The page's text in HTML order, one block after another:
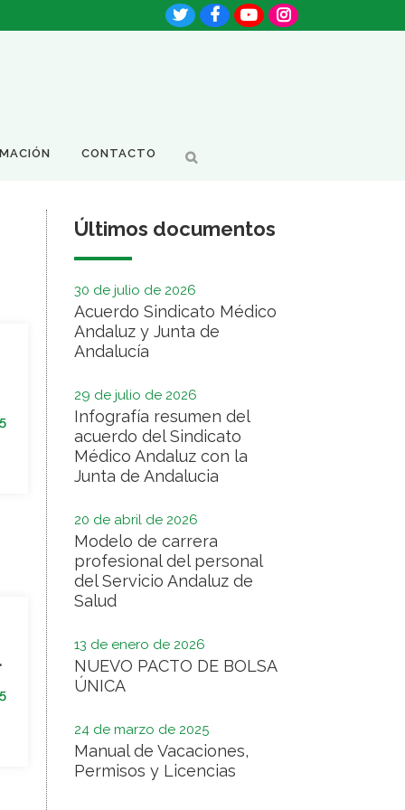
CONTACTO
Últimos documentos
30 de julio de 2026
Acuerdo Sindicato Médico
Andaluz y Junta de
Andalucía
29 de julio de 2026
Infografía resumen del
acuerdo del Sindicato
Médico Andaluz con la
Junta de Andalucia
20 de abril de 2026
Modelo de carrera
profesional del personal
del Servicio Andaluz de
Salud
13 de enero de 2026
NUEVO PACTO DE BOLSA
ÚNICA
24 de marzo de 2025
Manual de Vacaciones,
Permisos y Licencias